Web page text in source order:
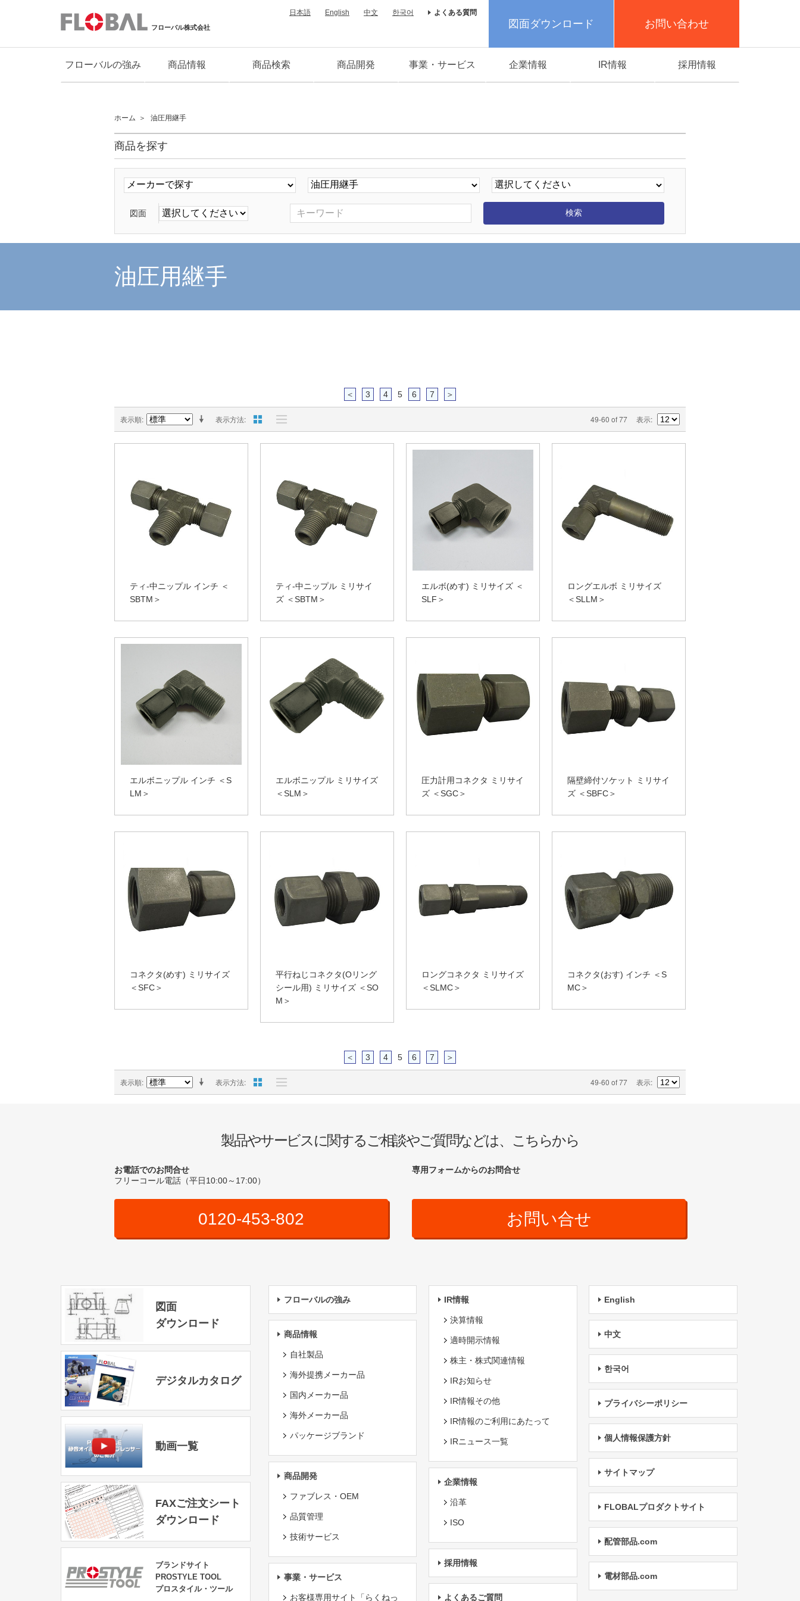
フローバル株式会社
日本語 English 中文 한국어 よくある質問
図面ダウンロード お問い合わせ
フローバルの強み 商品情報 商品検索 商品開発 事業・サービス 企業情報 IR情報 採用情報
ホーム 油圧用継手
商品を探す
図面
油圧用継手
＜ 3 4 5 6 7 ＞
表示方法
表示順 49-60 of 77 表示
ティ-中ニップル インチ ＜
SBTM＞
ティ-中ニップル ミリサイ
ズ ＜SBTM＞
エルボ(めす) ミリサイズ ＜
SLF＞
ロングエルボ ミリサイズ
＜SLLM＞
エルボニップル インチ ＜S
LM＞
エルボニップル ミリサイズ
＜SLM＞
圧力計用コネクタ ミリサイ
ズ ＜SGC＞
隔壁締付ソケット ミリサイ
ズ ＜SBFC＞
コネクタ(めす) ミリサイズ
＜SFC＞
平行ねじコネクタ(Oリング
シール用) ミリサイズ ＜SO
M＞
ロングコネクタ ミリサイズ
＜SLMC＞
コネクタ(おす) インチ ＜S
MC＞
＜ 3 4 5 6 7 ＞
表示方法
表示順 49-60 of 77 表示
製品やサービスに関するご相談やご質問などは、こちらから
お電話でのお問合せ
フリーコール電話（平日10:00～17:00）
0120-453-802
専用フォームからのお問合せ
お問い合せ
図面
ダウンロード
デジタルカタログ
動画一覧
FAXご注文シート
ダウンロード
ブランドサイト
PROSTYLE TOOL
プロスタイル・ツール
フローバルの強み
商品情報
自社製品
海外提携メーカー品
国内メーカー品
海外メーカー品
パッケージブランド
商品開発
ファブレス・OEM
品質管理
技術サービス
事業・サービス
お客様専用サイト「らくねっ
IR情報
決算情報
適時開示情報
株主・株式関連情報
IRお知らせ
IR情報その他
IR情報のご利用にあたって
IRニュース一覧
企業情報
沿革
ISO
採用情報
よくあるご質問
English
中文
한국어
プライバシーポリシー
個人情報保護方針
サイトマップ
FLOBALプロダクトサイト
配管部品.com
電材部品.com